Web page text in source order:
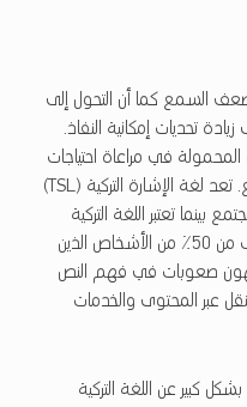
من ضعف السمع كما أن التحول إلى
تحديات إمكانية النفاذ.
في مراعاة احتياجات
التواصل لمجتمعات الصم وضعاف السمع. تعد لغة الإشارة التركية (TSL)
بينما تعتبر اللغة التركية
لغتهم الثانية. وأظهرت الأبحاث أن ما يقرب من 50٪ من الأشخاص الذين
صعوبات في فهم النص
عبر المحتوى والخدمات
بشكل كبير عن اللغة التركية